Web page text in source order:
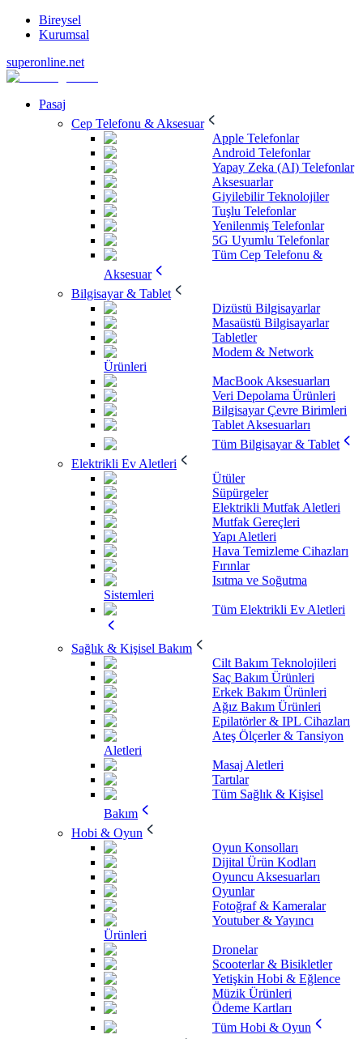
Bireysel
Kurumsal
superonline.net
Pasaj
Cep Telefonu & Aksesuar
Apple Telefonlar
Android Telefonlar
Yapay Zeka (AI) Telefonlar
Aksesuarlar
Giyilebilir Teknolojiler
Tuşlu Telefonlar
Yenilenmiş Telefonlar
5G Uyumlu Telefonlar
Tüm Cep Telefonu &
Aksesuar
Bilgisayar & Tablet
Dizüstü Bilgisayarlar
Masaüstü Bilgisayarlar
Tabletler
Modem & Network
Ürünleri
MacBook Aksesuarları
Veri Depolama Ürünleri
Bilgisayar Çevre Birimleri
Tablet Aksesuarları
Tüm Bilgisayar & Tablet
Elektrikli Ev Aletleri
Ütüler
Süpürgeler
Elektrikli Mutfak Aletleri
Mutfak Gereçleri
Yapı Aletleri
Hava Temizleme Cihazları
Fırınlar
Isıtma ve Soğutma
Sistemleri
Tüm Elektrikli Ev Aletleri
Sağlık & Kişisel Bakım
Cilt Bakım Teknolojileri
Saç Bakım Ürünleri
Erkek Bakım Ürünleri
Ağız Bakım Ürünleri
Epilatörler & IPL Cihazları
Ateş Ölçerler & Tansiyon
Aletleri
Masaj Aletleri
Tartılar
Tüm Sağlık & Kişisel
Bakım
Hobi & Oyun
Oyun Konsolları
Dijital Ürün Kodları
Oyuncu Aksesuarları
Oyunlar
Fotoğraf & Kameralar
Youtuber & Yayıncı
Ürünleri
Dronelar
Scooterlar & Bisikletler
Yetişkin Hobi & Eğlence
Müzik Ürünleri
Ödeme Kartları
Tüm Hobi & Oyun